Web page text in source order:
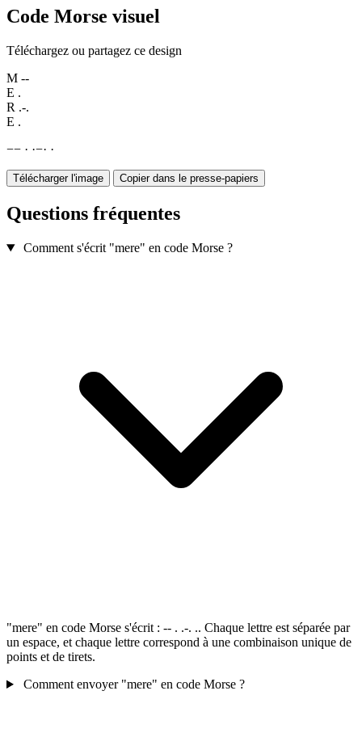
Code Morse visuel
Téléchargez ou partagez ce design
M --
E .
R .-.
E .
−− · ·−· ·
Télécharger l'image Copier dans le presse-papiers
Questions fréquentes
Comment s'écrit "mere" en code Morse ?
"mere" en code Morse s'écrit : -- . .-. .. Chaque lettre est séparée par
un espace, et chaque lettre correspond à une combinaison unique de
points et de tirets.
Comment envoyer "mere" en code Morse ?